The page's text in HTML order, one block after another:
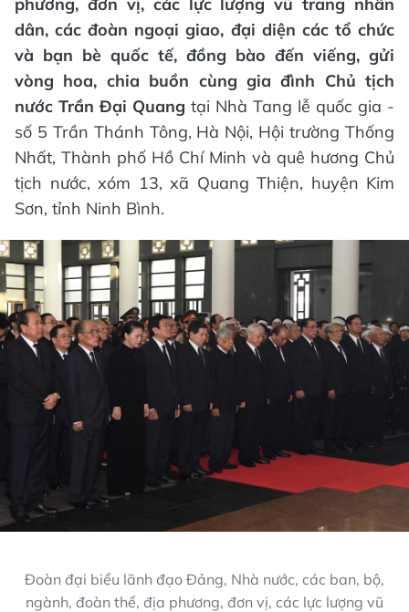
dân, các đoàn ngoại giao, đại diện các tổ chức
và bạn bè quốc tế, đồng bào đến viếng, gửi
vòng hoa, chia buồn cùng gia đình Chủ tịch
nước Trần Đại Quang tại Nhà Tang lễ quốc gia -
số 5 Trần Thánh Tông, Hà Nội, Hội trường Thống
Nhất, Thành phố Hồ Chí Minh và quê hương Chủ
tịch nước, xóm 13, xã Quang Thiện, huyện Kim
Sơn, tỉnh Ninh Bình.
Đoàn đại biểu lãnh đạo Đảng, Nhà nước, các ban, bộ,
ngành, đoàn thể, địa phương, đơn vị, các lực lượng vũ